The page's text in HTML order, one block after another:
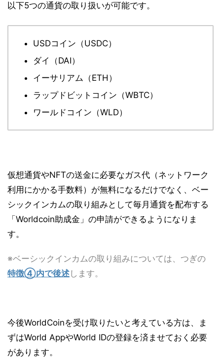
以下5つの通貨の取り扱いが可能です。
USDコイン（USDC）
ダイ（DAI）
イーサリアム（ETH）
ラップドビットコイン（WBTC）
ワールドコイン（WLD）
仮想通貨やNFTの送金に必要なガス代（ネットワーク
利用にかかる手数料）が無料になるだけでなく、ベー
シックインカムの取り組みとして毎月通貨を配布する
「Worldcoin助成金」の申請ができるようになりま
す。
※ベーシックインカムの取り組みについては、つぎの
特徴④内で後述します。
今後WorldCoinを受け取りたいと考えている方は、ま
ずはWorld AppやWorld IDの登録を済ませておく必要
があります。